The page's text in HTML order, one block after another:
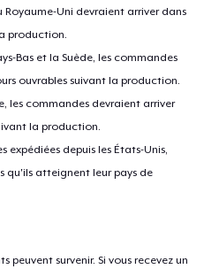
Uni devraient arriver dans
production.
Bas et la Suède, les commandes
ouvrables suivant la production.
les commandes devraient arriver
la production.
expédiées depuis les États-Unis,
qu'ils atteignent leur pays de
peuvent survenir. Si vous recevez un